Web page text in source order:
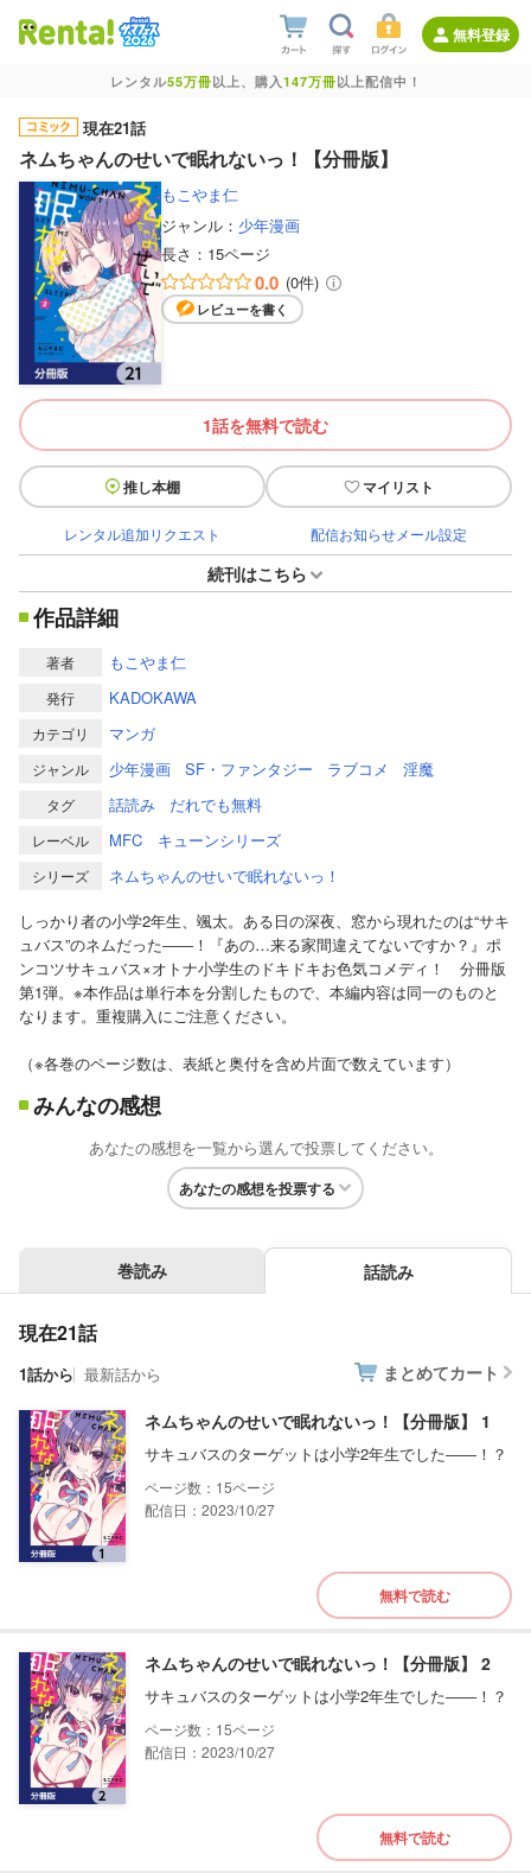
無料登録
レンタル55万冊以上、購入147万冊以上配信中！
現在21話
ネムちゃんのせいで眠れないっ！【分冊版】
もこやま仁
ジャンル： 少年漫画
長さ： 15ページ
0.0 (0件)
レビューを書く
1話を無料で読む
推し本棚 マイリスト
レンタル追加リクエスト 配信お知らせメール設定
続刊はこちら
作品詳細
著者 もこやま仁
発行 KADOKAWA
カテゴリ マンガ
ジャンル 少年漫画 SF・ファンタジー ラブコメ 淫魔
タグ 話読み だれでも無料
レーベル MFC キューンシリーズ
シリーズ
ネムちゃんのせいで眠れないっ！
しっかり者の小学2年生、颯太。ある日の深夜、窓から現れたのは“サキ
ュバス”のネムだった――！『あの…来る家間違えてないですか？』ポ
ンコツサキュバス×オトナ小学生のドキドキお色気コメディ！ 分冊版
第1弾。※本作品は単行本を分割したもので、本編内容は同一のものと
なります。重複購入にご注意ください。
（※各巻のページ数は、表紙と奥付を含め片面で数えています）
みんなの感想
あなたの感想を一覧から選んで投票してください。
あなたの感想を投票する
巻読み 話読み
現在21話
1話から 最新話から まとめてカート
ネムちゃんのせいで眠れないっ！【分冊版】 1
サキュバスのターゲットは小学2年生でした――！？
15
配信日：2023/10/27
無料で読む
ネムちゃんのせいで眠れないっ！【分冊版】 2
サキュバスのターゲットは小学2年生でした――！？
15
配信日：2023/10/27
無料で読む